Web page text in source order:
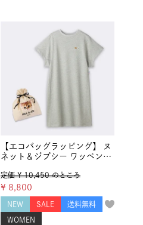
【エコバッグラッピング】 ヌ
ネット＆ジプシー ワッペン
定価 ¥ 10,450 のところ
¥ 8,800
NEW SALE 送料無料
WOMEN